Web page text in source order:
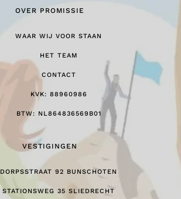
OVER PROMISSIE
WAAR WIJ VOOR STAAN
HET TEAM
CONTACT
KVK: 88960986
BTW: NL864836569B01
VESTIGINGEN
DORPSSTRAAT 92 BUNSCHOTEN
STATIONSWEG 35 SLIEDRECHT